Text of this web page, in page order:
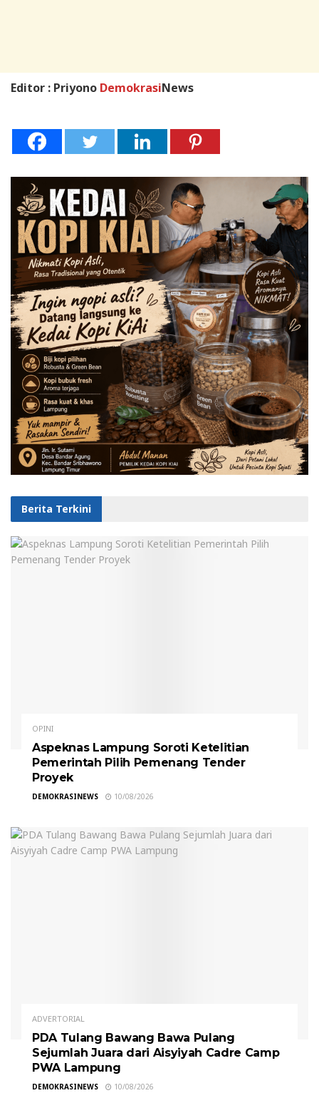
Editor : Priyono DemokrasiNews
Berita Terkini
OPINI
Aspeknas Lampung Soroti Ketelitian
Pemerintah Pilih Pemenang Tender
Proyek
DEMOKRASINEWS 10/08/2026
ADVERTORIAL
PDA Tulang Bawang Bawa Pulang
Sejumlah Juara dari Aisyiyah Cadre Camp
PWA Lampung
DEMOKRASINEWS 10/08/2026